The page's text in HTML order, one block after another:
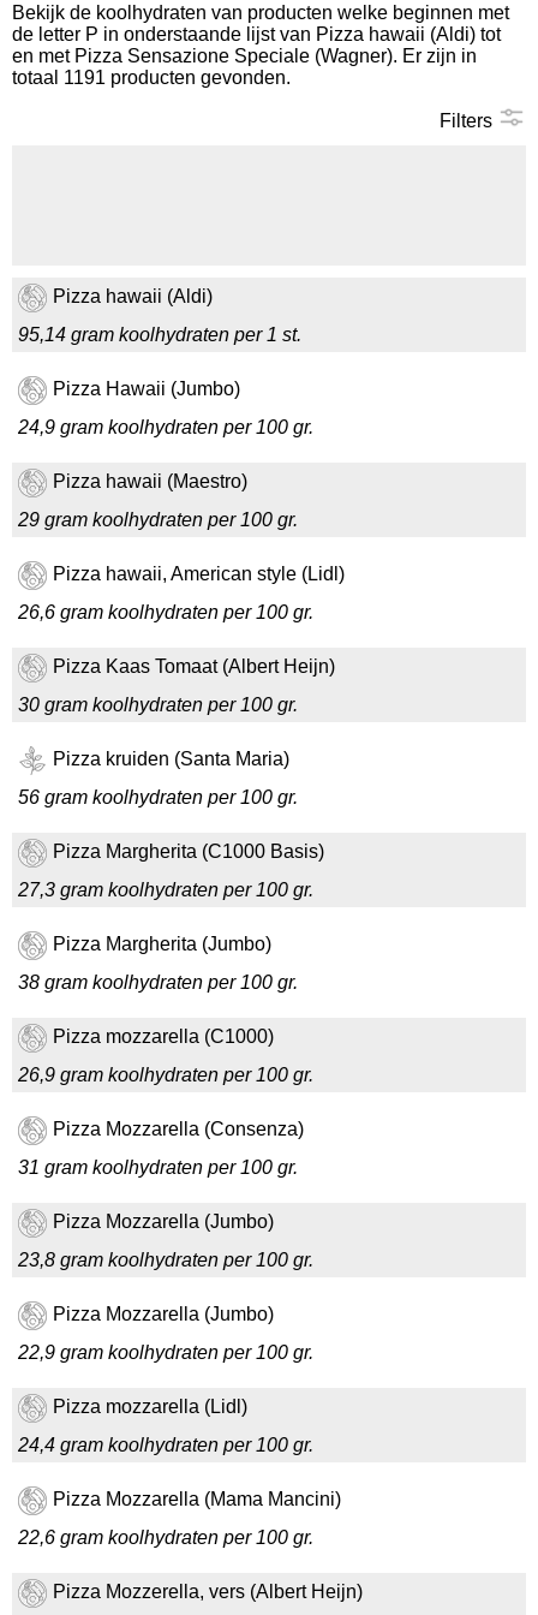
Koolhydraten tellen
Bekijk de koolhydraten van producten welke beginnen met
de letter P in onderstaande lijst van Pizza hawaii (Aldi) tot
en met Pizza Sensazione Speciale (Wagner). Er zijn in
totaal 1191 producten gevonden.
Filters
Pizza hawaii (Aldi)
95,14 gram koolhydraten per 1 st.
Pizza Hawaii (Jumbo)
24,9 gram koolhydraten per 100 gr.
Pizza hawaii (Maestro)
29 gram koolhydraten per 100 gr.
Pizza hawaii, American style (Lidl)
26,6 gram koolhydraten per 100 gr.
Pizza Kaas Tomaat (Albert Heijn)
30 gram koolhydraten per 100 gr.
Pizza kruiden (Santa Maria)
56 gram koolhydraten per 100 gr.
Pizza Margherita (C1000 Basis)
27,3 gram koolhydraten per 100 gr.
Pizza Margherita (Jumbo)
38 gram koolhydraten per 100 gr.
Pizza mozzarella (C1000)
26,9 gram koolhydraten per 100 gr.
Pizza Mozzarella (Consenza)
31 gram koolhydraten per 100 gr.
Pizza Mozzarella (Jumbo)
23,8 gram koolhydraten per 100 gr.
Pizza Mozzarella (Jumbo)
22,9 gram koolhydraten per 100 gr.
Pizza mozzarella (Lidl)
24,4 gram koolhydraten per 100 gr.
Pizza Mozzarella (Mama Mancini)
22,6 gram koolhydraten per 100 gr.
Pizza Mozzerella, vers (Albert Heijn)